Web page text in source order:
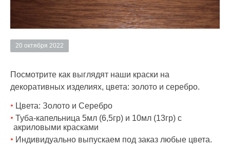
20 октября 2022
Посмотрите как выглядят наши краски на
декоративных изделиях, цвета: золото и серебро.
Цвета: Золото и Серебро
Туба-капельница 5мл (6,5гр) и 10мл (13гр) с
акриловыми красками
Индивидуально выпускаем под заказ любые цвета.